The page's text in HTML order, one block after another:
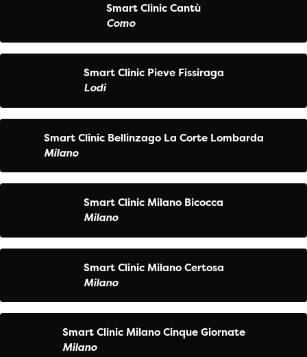
Smart Clinic Cantù
Como
Smart Clinic Pieve Fissiraga
Lodi
Smart Clinic Bellinzago La Corte Lombarda
Milano
Smart Clinic Milano Bicocca
Milano
Smart Clinic Milano Certosa
Milano
Smart Clinic Milano Cinque Giornate
Milano